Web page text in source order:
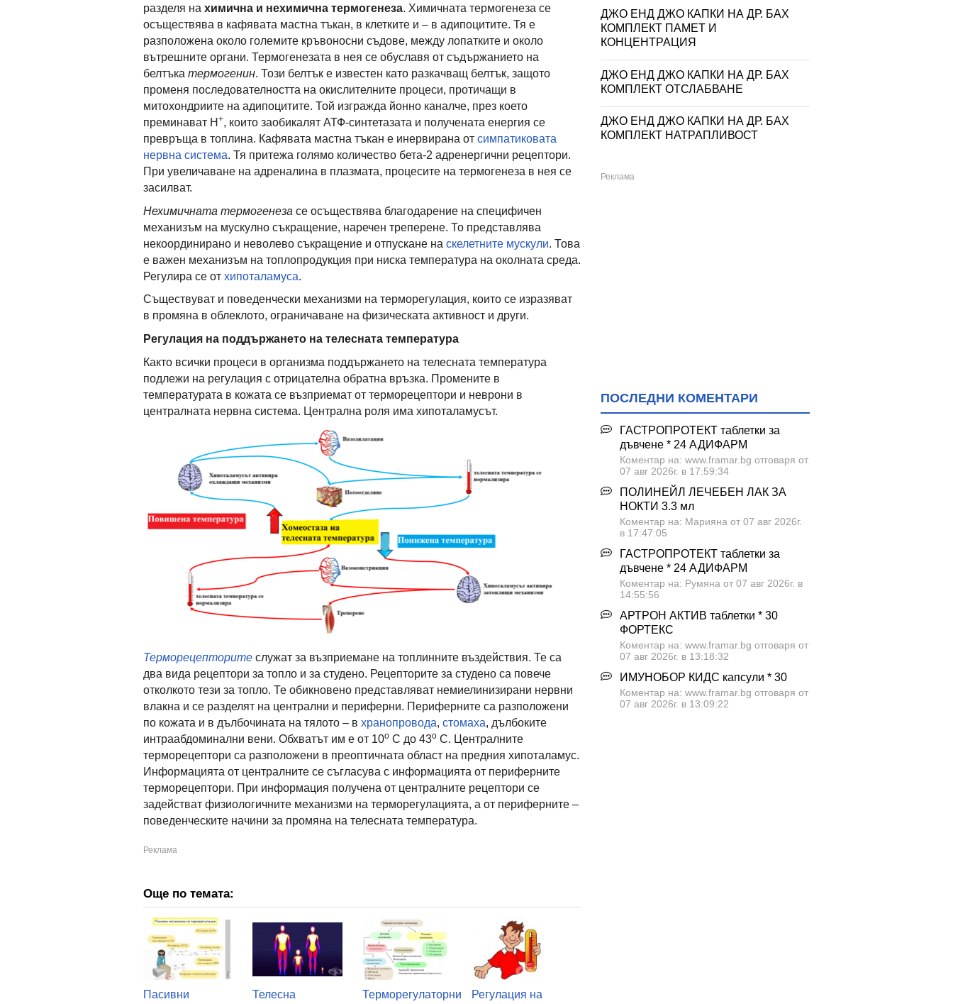
разделя на химична и нехимична термогенеза. Химичната термогенеза се
осъществява в кафявата мастна тъкан, в клетките и – в адипоцитите. Тя е
разположена около големите кръвоносни съдове, между лопатките и около
вътрешните органи. Термогенезата в нея се обуславя от съдържанието на
белтъка термогенин. Този белтък е известен като разкачващ белтък, защото
променя последователността на окислителните процеси, протичащи в
митохондриите на адипоцитите. Той изгражда йонно каналче, през което
преминават Н +, които заобикалят АТФ-синтетазата и получената енергия се
превръща в топлина. Кафявата мастна тъкан е инервирана от симпатиковата
нервна система. Тя притежа голямо количество бета-2 адренергични рецептори.
При увеличаване на адреналина в плазмата, процесите на термогенеза в нея се
засилват.
Нехимичната термогенеза се осъществява благодарение на специфичен
механизъм на мускулно съкращение, наречен треперене. То представлява
некоординирано и неволево съкращение и отпускане на скелетните мускули. Това
е важен механизъм на топлопродукция при ниска температура на околната среда.
Регулира се от хипоталамуса.
Съществуват и поведенчески механизми на терморегулация, които се изразяват
в промяна в облеклото, ограничаване на физическата активност и други.
Регулация на поддържането на телесната температура
Както всички процеси в организма поддържането на телесната температура
подлежи на регулация с отрицателна обратна връзка. Промените в
температурата в кожата се възприемат от терморецептори и неврони в
централната нервна система. Централна роля има хипоталамусът.
Терморецепторите служат за възприемане на топлинните въздействия. Те са
два вида рецептори за топло и за студено. Рецепторите за студено са повече
отколкото тези за топло. Те обикновено представляват немиелинизирани нервни
влакна и се разделят на централни и периферни. Периферните са разположени
по кожата и в дълбочината на тялото – в хранопровода, стомаха, дълбоките
интраабдоминални вени. Обхватът им е от 10о С до 43о С. Централните
терморецептори са разположени в преоптичната област на предния хипоталамус.
Информацията от централните се съгласува с информацията от периферните
терморецептори. При информация получена от централните рецептори се
задействат физиологичните механизми на терморегулацията, а от периферните –
поведенческите начини за промяна на телесната температура.
Още по темата:
Пасивни Телесна Терморегулаторни Регулация на
ДЖО ЕНД ДЖО КАПКИ НА ДР. БАХ
КОМПЛЕКТ ПАМЕТ И
КОНЦЕНТРАЦИЯ
ДЖО ЕНД ДЖО КАПКИ НА ДР. БАХ
КОМПЛЕКТ ОТСЛАБВАНЕ
ДЖО ЕНД ДЖО КАПКИ НА ДР. БАХ
КОМПЛЕКТ НАТРАПЛИВОСТ
ПОСЛЕДНИ КОМЕНТАРИ
ГАСТРОПРОТЕКТ таблетки за
дъвчене * 24 АДИФАРМ
Коментар на: www.framar.bg отговаря от
07 авг 2026г. в 17:59:34
ПОЛИНЕЙЛ ЛЕЧЕБЕН ЛАК ЗА
НОКТИ 3.3 мл
Коментар на: Марияна от 07 авг 2026г.
в 17:47:05
ГАСТРОПРОТЕКТ таблетки за
дъвчене * 24 АДИФАРМ
Коментар на: Румяна от 07 авг 2026г. в
14:55:56
АРТРОН АКТИВ таблетки * 30
ФОРТЕКС
Коментар на: www.framar.bg отговаря от
07 авг 2026г. в 13:18:32
ИМУНОБОР КИДС капсули * 30
Коментар на: www.framar.bg отговаря от
07 авг 2026г. в 13:09:22